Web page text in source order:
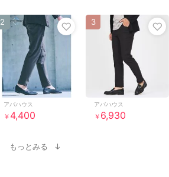
アバハウス
￥ 4,400
2
アバハウス
￥ 6,930
3
もっとみる